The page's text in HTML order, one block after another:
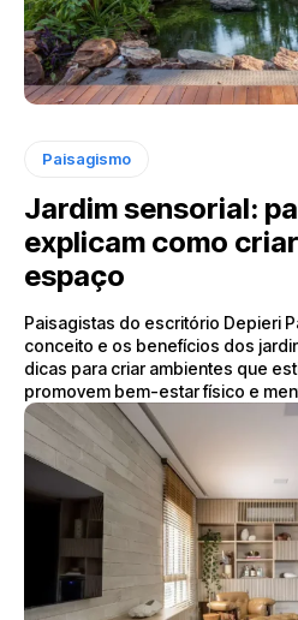
Paisagismo
Jardim sensorial:
explicam como
espaço
Paisagistas do escritório Depieri
conceito e os benefícios dos
dicas para criar ambientes que
promovem bem-estar físico e